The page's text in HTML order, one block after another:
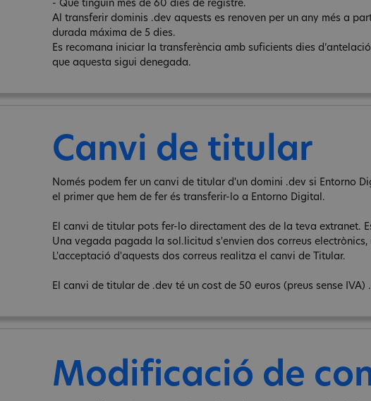
- Que tinguin més de 60 dies de registre.
Al transferir dominis .dev aquests es renoven per un any més a
durada máxima de 5 dies.
Es recomana iniciar la transferència amb suficients dies
que aquesta sigui denegada.
Canvi de titular
Només podem fer un canvi de titular d'un domini .dev si Entorno
el primer que hem de fer és transferir-lo a Entorno Digital.
El canvi de titular pots fer-lo directament des de la teva extranet.
Una vegada pagada la sol.licitud s'envien dos correus
L'acceptació d'aquests dos correus realitza el canvi de Titular.
El canvi de titular de .dev té un cost de 50 euros (preus sense IVA) .
Modificació de